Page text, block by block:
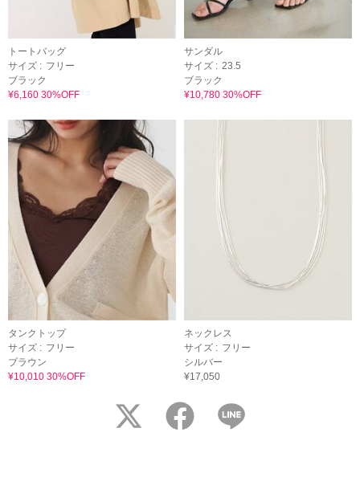
トートバッグ
サイズ : フリー
ブラック
¥6,160 30%OFF
サンダル
サイズ : 23.5
ブラック
¥10,780 30%OFF
タンクトップ
サイズ : フリー
ブラウン
¥10,010 30%OFF
ネックレス
サイズ : フリー
シルバー
¥17,050
twitter facebook